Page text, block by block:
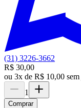
(31) 3226-3662
R$ 30,00
ou 3x de R$ 10,00
1
Comprar